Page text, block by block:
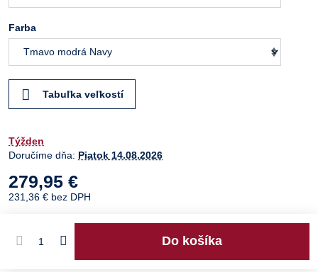
Farba
Tabuľka veľkostí
Týžden
Doručíme dňa: Piatok 14.08.2026
279,95 €
231,36 € bez DPH
Do košíka